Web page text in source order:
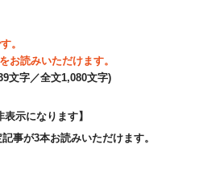
。
お読みいただけます。
文字／全文1,080文字)
示になります】
事が3本お読みいただけます。